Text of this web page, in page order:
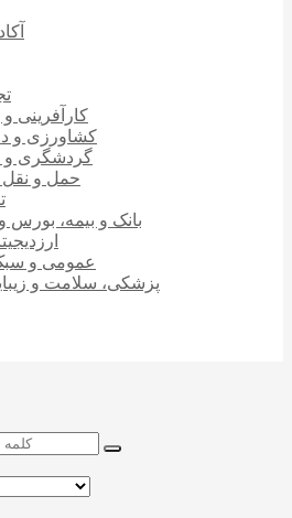
کارآفرینی و
کشاورزی و
گردشگری و
حمل و نقل
بانک و بیمه،
عمومی و
پزشکی، سلامت و